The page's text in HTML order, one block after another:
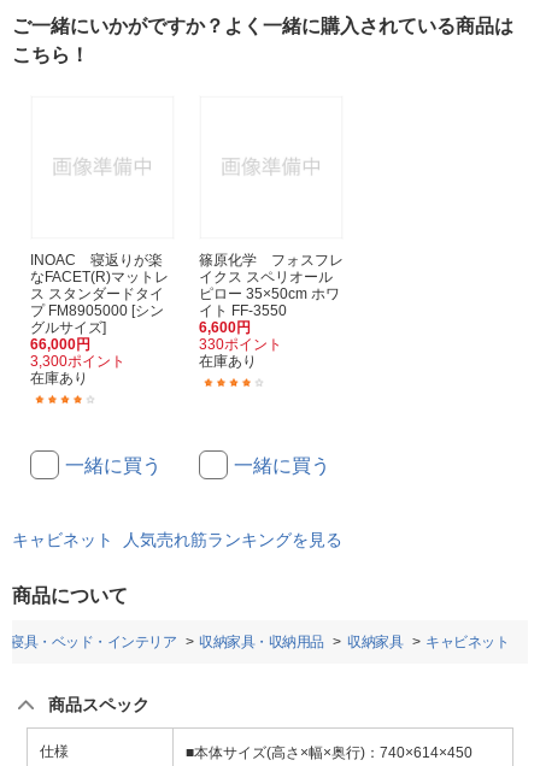
ご一緒にいかがですか？よく一緒に購入されている商品は
こちら！
INOAC 寝返りが楽
なFACET(R)マットレ
ス スタンダードタイ
プ FM8905000 [シン
グルサイズ]
66,000円
3,300ポイント
在庫あり
一緒に買う
篠原化学 フォスフレ
イクス スペリオール
ピロー 35×50cm ホワ
イト FF-3550
6,600円
330ポイント
在庫あり
一緒に買う
キャビネット 人気売れ筋ランキングを見る
商品について
寝具・ベッド・インテリア 収納家具・収納用品 収納家具 キャビネット
商品スペック
仕様
■本体サイズ(高さ×幅×奥行)：740×614×450